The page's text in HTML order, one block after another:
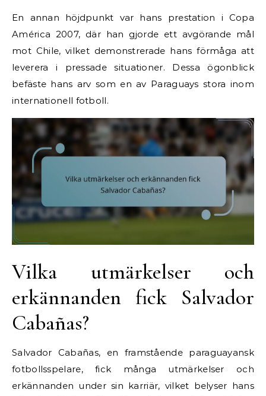
En annan höjdpunkt var hans prestation i Copa
América 2007, där han gjorde ett avgörande mål
mot Chile, vilket demonstrerade hans förmåga att
leverera i pressade situationer. Dessa ögonblick
befäste hans arv som en av Paraguays stora inom
internationell fotboll.
Vilka utmärkelser och
erkännanden fick Salvador
Cabañas?
Salvador Cabañas, en framstående paraguayansk
fotbollsspelare, fick många utmärkelser och
erkännanden under sin karriär, vilket belyser hans